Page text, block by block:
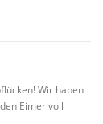
Wir haben
Eimer voll